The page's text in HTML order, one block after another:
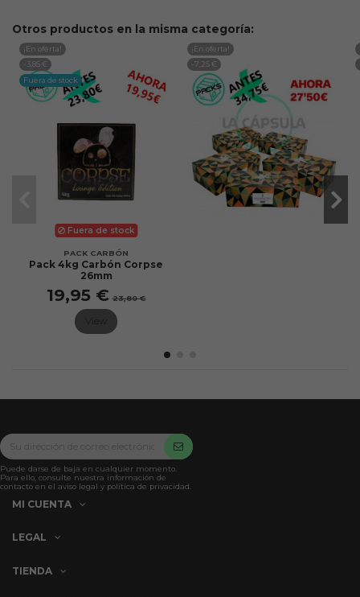
Otros productos en la misma categoría:
¡En oferta!
-3,85 €
Fuera de stock
Fuera de stock
PACK CARBÓN
Pack 4kg Carbón Corpse
26mm
19,95 € 23,80 €
¡En oferta!
-7,25 €
Puede darse de baja en cualquier momento.
Para ello, consulte nuestra información de
contacto en el aviso legal y política de privacidad.
MI CUENTA
LEGAL
TIENDA